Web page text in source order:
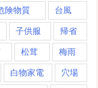
険物質 台風
子供服 帰省
松茸 梅雨
白物家電 穴場